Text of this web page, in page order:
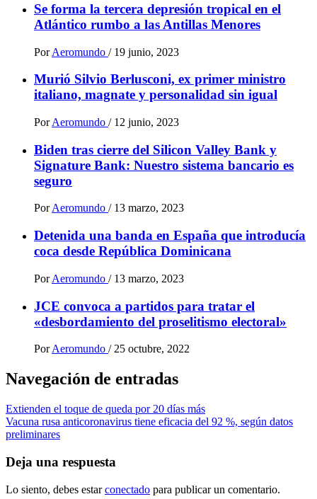
Se forma la tercera depresión tropical en el
Atlántico rumbo a las Antillas Menores
Por Aeromundo / 19 junio, 2023
Murió Silvio Berlusconi, ex primer ministro
italiano, magnate y personalidad sin igual
Por Aeromundo / 12 junio, 2023
Biden tras cierre del Silicon Valley Bank y
Signature Bank: Nuestro sistema bancario es
seguro
PorAeromundo / 13 marzo, 2023
Detenida una banda en España que introducía
coca desde República Dominicana
Por Aeromundo / 13 marzo, 2023
JCE convoca a partidos para tratar el
«desbordamiento del proselitismo electoral»
Por Aeromundo / 25 octubre, 2022
Navegación de entradas
Extienden el toque de queda por 20 días más
Vacuna rusa anticoronavirus tiene eficacia del 92 %, según datos
preliminares
Deja una respuesta
Lo siento, debes estarconectado para publicar un comentario.